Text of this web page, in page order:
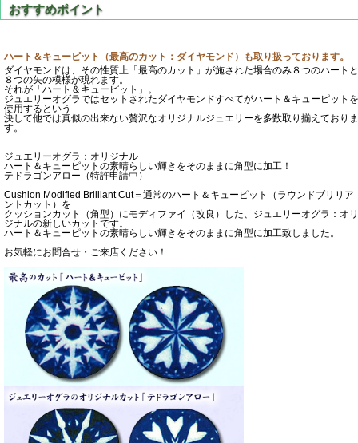
ハート＆キューピット（最高のカット：ダイヤモンド）も取り扱っております。
ダイヤモンドは、その性質上「最高のカット」が施された場合のみ８つのハートと
８つの矢の模様が現れます。
それが「ハート＆キューピット」。
ジュエリーオグラではセットされたダイヤモンドすべてがハート＆キューピットを
使用するという
決して他では真似の出来ない贅沢なオリジナルジュエリーを多数取り揃えておりま
す。
ジュエリーオグラ：オリジナル
ハート＆キューピットの素晴らしい輝きをそのままに角型に加工！
テドラゴンアロー（特許申請中）
Cushion Modified Brilliant Cut＝通常のハート＆キューピット（ラウンドブリリア
ントカット）を
クッションカット（角型）にモディファイ（改良）した、ジュエリーオグラ：オリ
ジナルの新しいカットです。
ハート＆キューピットの素晴らしい輝きをそのままに角型に加工致しました。
お気軽にお問合せ・ご来店ください！